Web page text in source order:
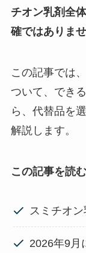
チオン乳剤全
確ではありま
この記事では
ついて、でき
ら、代替品を
解説します。
この記事を読
スミチオ
2026年9月